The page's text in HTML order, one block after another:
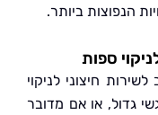
ביותר.
לניקוי
אם מדובר